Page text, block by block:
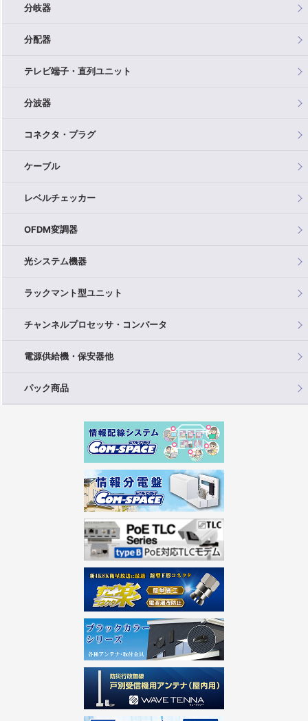
分岐器
分配器
テレビ端子・直列ユニット
分波器
コネクタ・プラグ
ケーブル
レベルチェッカー
OFDM変調器
光システム機器
ラックマント型ユニット
チャンネルプロセッサ・コンバータ
電源供給機・保安器他
パック商品